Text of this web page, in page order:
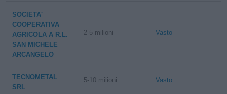
SOCIETA'
COOPERATIVA
AGRICOLA A R.L.
SAN MICHELE
ARCANGELO
2-5 milioni Vasto
TECNOMETAL
SRL
5-10 milioni Vasto